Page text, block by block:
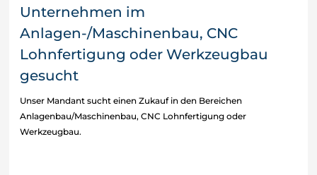
Unternehmen im
Anlagen-/Maschinenbau, CNC
Lohnfertigung oder Werkzeugbau
gesucht
Unser Mandant sucht einen Zukauf in den Bereichen
Anlagenbau/Maschinenbau, CNC Lohnfertigung oder
Werkzeugbau.